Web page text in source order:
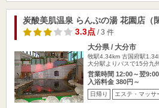
炭酸美肌温泉 らんぷの湯 花園店（
3.3点/ 3 件
大分県 / 大分市
牧駅4.34km 古国府駅
大分駅よりバスで15分九
営業時間 12:00～翌9:00
入浴料金 380円～
日帰り エステ・マッサ